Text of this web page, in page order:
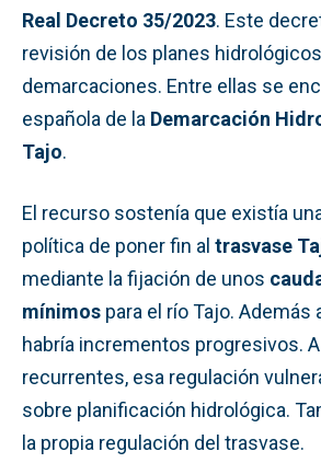
Real Decreto 35/2023. Este
revisión de los planes
demarcaciones. Entre ellas se
española de la Demarcación
Tajo.
El recurso sostenía que existía
política de poner fin al trasvase
mediante la fijación de unos
mínimos para el río Tajo. Además
habría incrementos progresivos.
recurrentes, esa regulación
sobre planificación hidrológica.
la propia regulación del trasvase.